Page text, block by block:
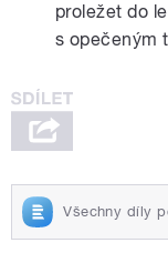
proležet do
s opečeným
Všechny díly